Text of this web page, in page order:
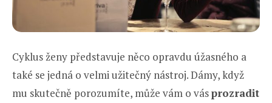
Cyklus ženy představuje něco opravdu úžasného a
také se jedná o velmi užitečný nástroj. Dámy, když
mu skutečně porozumíte, může vám o vásprozradit